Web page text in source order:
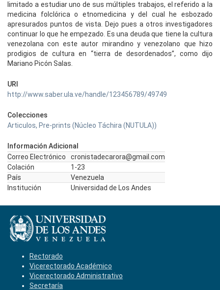
limitado a estudiar uno de sus múltiples trabajos, el referido a la
medicina folclórica o etnomedicina y del cual he esbozado
apresurados puntos de vista. Dejo pues a otros investigadores
continuar lo que he empezado. Es una deuda que tiene la cultura
venezolana con este autor mirandino y venezolano que hizo
prodigios de cultura en “tierra de desordenados”, como dijo
Mariano Picón Salas.
URI
http://www.saber.ula.ve/handle/123456789/49749
Colecciones
Articulos, Pre-prints (Núcleo Táchira (NUTULA))
Información Adicional
Correo Electrónico
cronistadecarora@gmail.com
Colación
1-23
País
Venezuela
Institución
Universidad de Los Andes
Rectorado
Vicerectorado Académico
Vicerectorado Administrativo
Secretaría